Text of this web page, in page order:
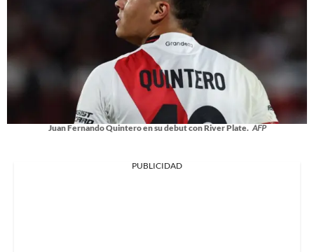
Juan Fernando Quintero en su debut con River Plate. AFP
PUBLICIDAD